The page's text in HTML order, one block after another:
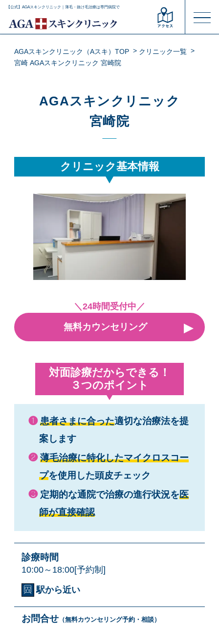
【公式】AGAスキンクリニック｜薄毛・抜け毛治療は専門病院で
AGAスキンクリニック（Aスキ）TOP
クリニック一覧
宮崎 AGAスキンクリニック 宮崎院
AGAスキンクリニック
宮崎院
クリニック基本情報
＼24時間受付中／
無料カウンセリング
対面診療だからできる！
３つのポイント
❶ 患者さまに合った適切な治療法を提
案します
❷ 薄毛治療に特化したマイクロスコー
プを使用した頭皮チェック
❸定期的な通院で治療の進行状況を医
師が直接確認
診療時間
10:00～18:00[予約制]
駅から近い
お問合せ（無料カウンセリング予約・相談）